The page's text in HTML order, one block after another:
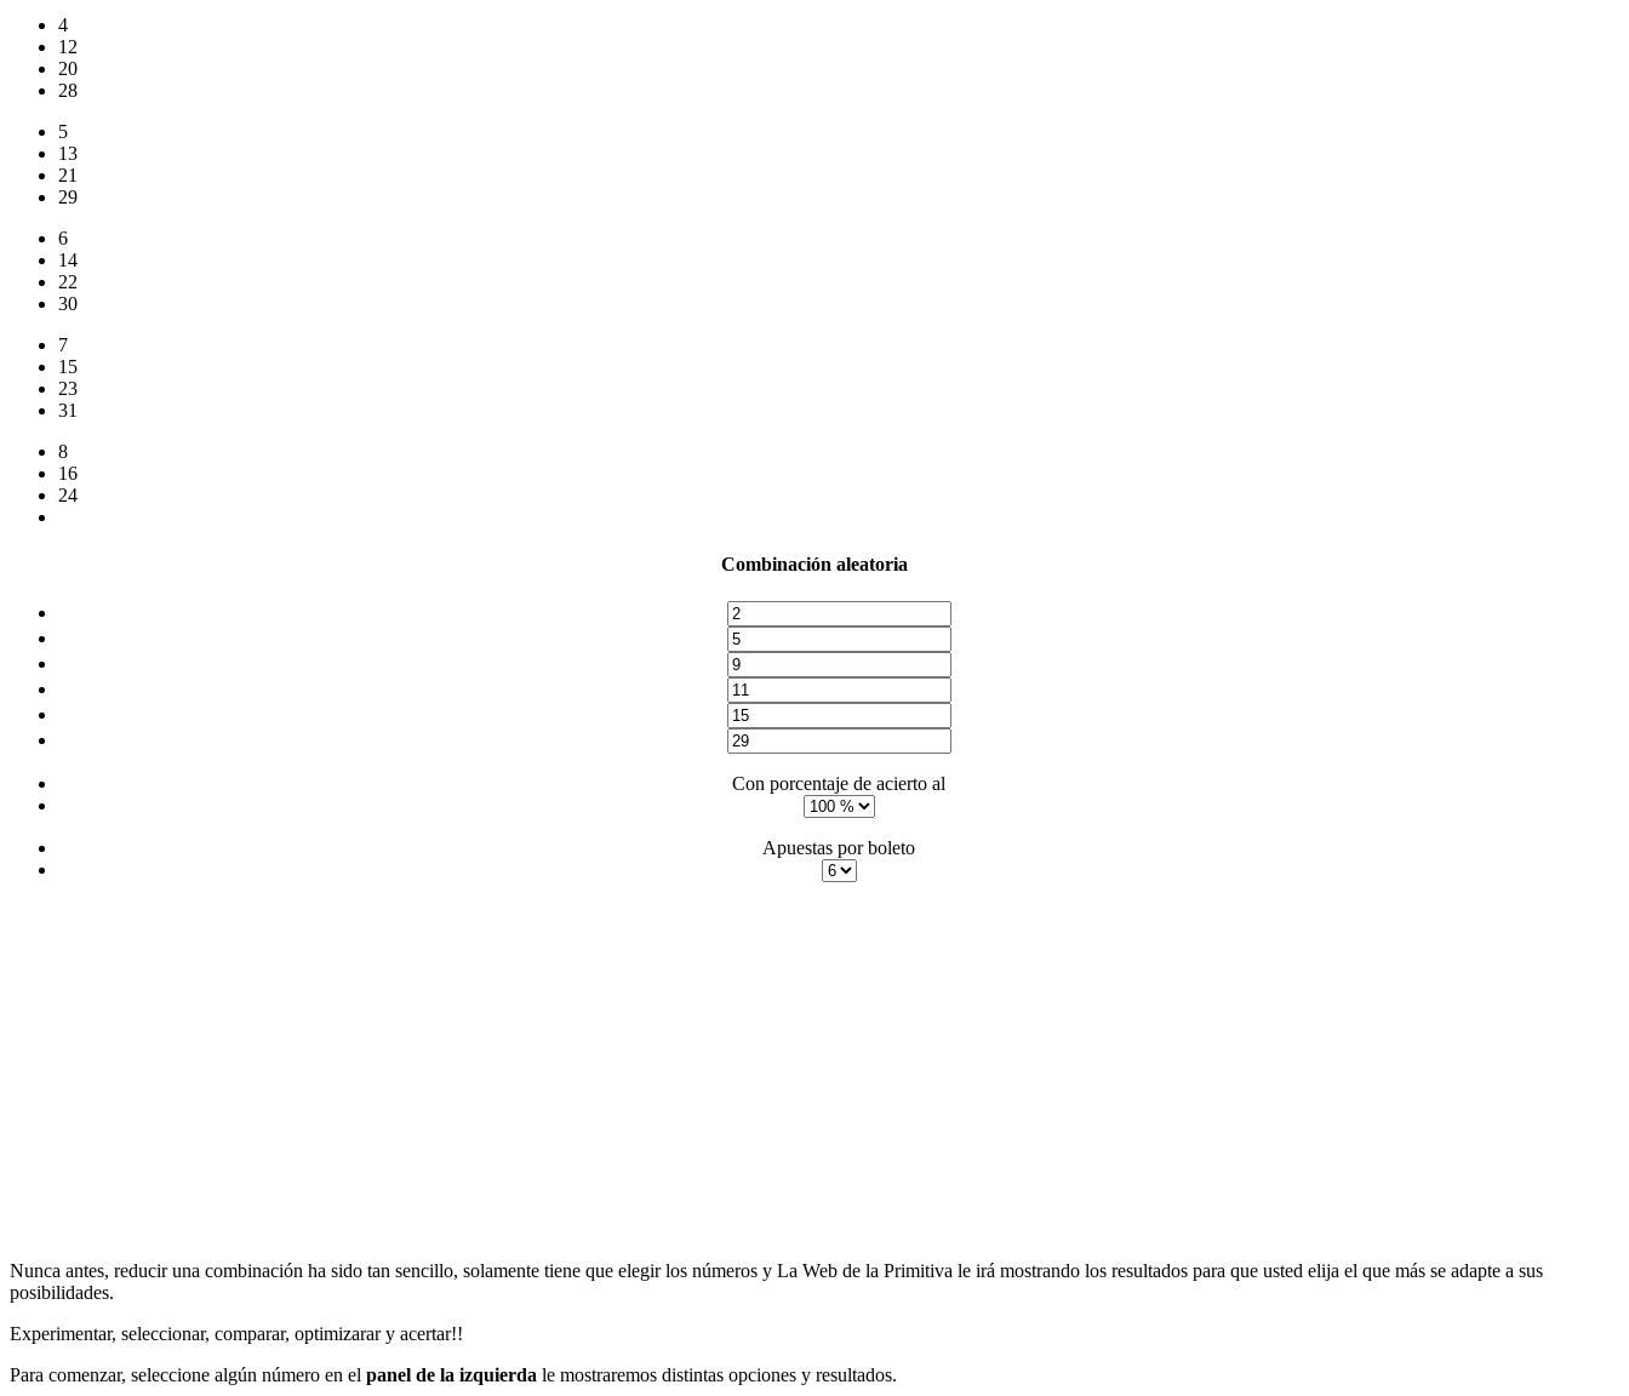
4
12
20
28
5
13
21
29
6
14
22
30
7
15
23
31
8
16
24
Combinación aleatoria
Con porcentaje de acierto al
Apuestas por boleto
Nunca antes, reducir una combinación ha sido tan sencillo, solamente tiene que elegir los números y La Web de la Primitiva le irá mostrando los resultados para que usted elija el que más se adapte a sus
posibilidades.
Experimentar, seleccionar, comparar, optimizarar y acertar!!
Para comenzar, seleccione algún número en el panel de la izquierda le mostraremos distintas opciones y resultados.